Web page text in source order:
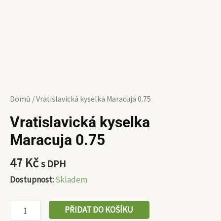
Domů / Vratislavická kyselka Maracuja 0.75
Vratislavická kyselka
Maracuja 0.75
47 Kčs DPH
Dostupnost:Skladem
PŘIDAT DO KOŠÍKU